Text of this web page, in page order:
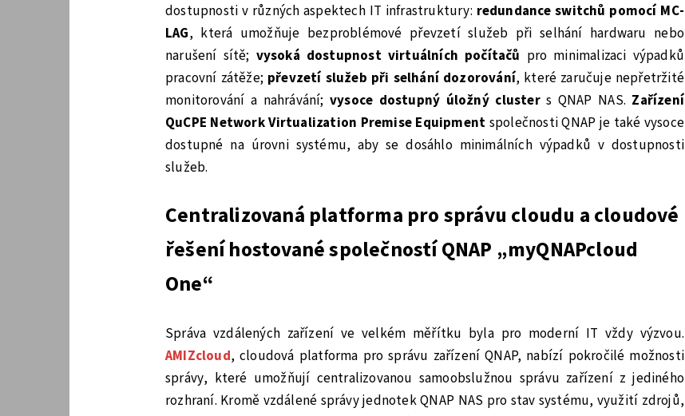
dostupnosti v různých aspektech IT infrastruktury: redundance switchů pomocí MC-
LAG, která umožňuje bezproblémové převzetí služeb při selhání hardwaru nebo
narušení sítě; vysoká dostupnost virtuálních počítačů pro minimalizaci výpadků
pracovní zátěže; převzetí služeb při selhání dozorování, které zaručuje nepřetržité
monitorování a nahrávání; vysoce dostupný úložný clusters QNAP NAS. Zařízení
QuCPE Network Virtualization Premise Equipment společnosti QNAP je také vysoce
dostupné na úrovni systému, aby se dosáhlo minimálních výpadků v dostupnosti
služeb.
Centralizovaná platforma pro správu cloudu a cloudové
řešení hostované společností QNAP „myQNAPcloud
One“
Správa vzdálených zařízení ve velkém měřítku byla pro moderní IT vždy výzvou.
AMIZcloud, cloudová platforma pro správu zařízení QNAP, nabízí pokročilé možnosti
správy, které umožňují centralizovanou samoobslužnou správu zařízení z jediného
rozhraní. Kromě vzdálené správy jednotek QNAP NAS pro stav systému, využití zdrojů,